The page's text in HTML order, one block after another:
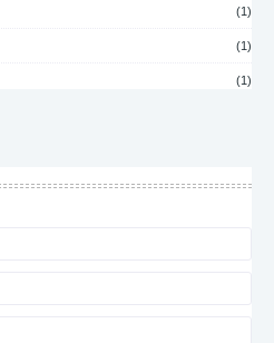
(1)
(1)
(1)